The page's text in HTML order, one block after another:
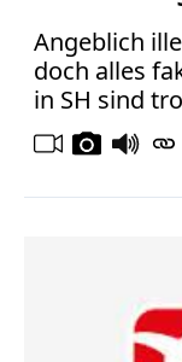
Angeblich
doch alles
in SH sind